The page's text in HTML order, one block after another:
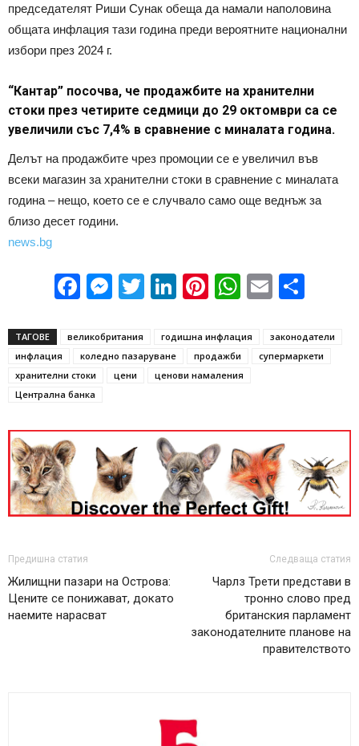
председателят Риши Сунак обеща да намали наполовина
общата инфлация тази година преди вероятните национални
избори през 2024 г.
“Кантар” посочва, че продажбите на хранителни
стоки през четирите седмици до 29 октомври са се
увеличили със 7,4% в сравнение с миналата година.
Делът на продажбите чрез промоции се е увеличил във
всеки магазин за хранителни стоки в сравнение с миналата
година – нещо, което се е случвало само още веднъж за
близо десет години.
news.bg
Facebook
Messenger
Twitter
LinkedIn
Pinterest
WhatsApp
Email
ТАГОВЕ великобритания годишна инфлация
законодатели
инфлация
коледно пазаруване продажби
супермаркети
хранителни стоки
цени
ценови намаления
Централна банка
Предишна статия
Жилищни пазари на Острова:
Цените се понижават, докато
наемите нарасват
Следваща статия
Чарлз Трети представи в
тронно слово пред
британския парламент
законодателните планове на
правителството